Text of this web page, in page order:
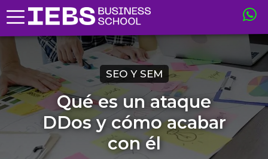
SEO Y SEM
Qué es un ataque
DDos y cómo acabar
con él